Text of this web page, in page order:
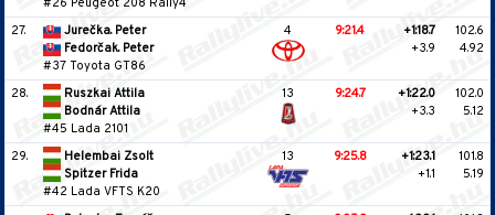
#26 Peugeot 208 Rally4
27.
Jurečka. Peter
Fedorčak. Peter
#37 Toyota GT86
4 9:21.4
+1:18.7
+3.9
102.6
4.92
28.
Ruszkai Attila
Bodnár Attila
#45 Lada 2101
13 9:24.7
+1:22.0
+3.3
102.0
5.12
29.
Helembai Zsolt
Spitzer Frida
#42 Lada VFTS K20
13 9:25.8
+1:23.1
+1.1
101.8
5.19